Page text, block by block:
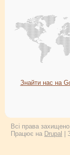
Знайти нас на
Всі права
Працює на Drupal |